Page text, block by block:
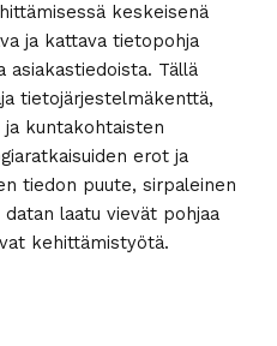
keskeisenä
ja kattava tietopohja
asiakastie­doista. Tällä
tietojärjestelmäkenttä,
kuntakohtaisten
erot ja
tiedon puute, sirpaleinen
laatu vievät pohjaa
kehittämistyötä.